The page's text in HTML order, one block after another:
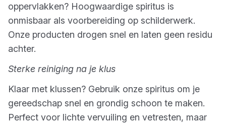
oppervlakken? Hoogwaardige spiritus is
onmisbaar als voorbereiding op schilderwerk.
Onze producten drogen snel en laten geen residu
achter.
Sterke reiniging na je klus
Klaar met klussen? Gebruik onze spiritus om je
gereedschap snel en grondig schoon te maken.
Perfect voor lichte vervuiling en vetresten, maar